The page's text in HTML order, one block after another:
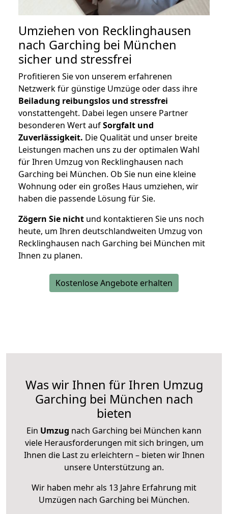
Umziehen von Recklinghausen
nach Garching bei München
sicher und stressfrei
Profitieren Sie von unserem erfahrenen
Netzwerk für günstige Umzüge oder dass ihre
Beiladung reibungslos und stressfrei
vonstattengeht. Dabei legen unsere Partner
besonderen Wert aufSorgfalt und
Zuverlässigkeit. Die Qualität und unser breite
Leistungen machen uns zu der optimalen Wahl
für Ihren Umzug von Recklinghausen nach
Garching bei München. Ob Sie nun eine kleine
Wohnung oder ein großes Haus umziehen, wir
haben die passende Lösung für Sie.
Zögern Sie nicht und kontaktieren Sie uns noch
heute, um Ihren deutschlandweiten Umzug von
Recklinghausen nach Garching bei München mit
Ihnen zu planen.
Kostenlose Angebote erhalten
Was wir Ihnen für Ihren Umzug
Garching bei München nach
bieten
Ein Umzug nach Garching bei München kann
viele Herausforderungen mit sich bringen, um
Ihnen die Last zu erleichtern – bieten wir Ihnen
unsere Unterstützung an.
Wir haben mehr als 13 Jahre Erfahrung mit
Umzügen nach Garching bei München.